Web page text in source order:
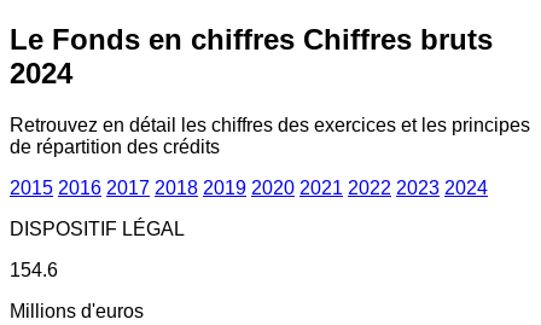
Le Fonds en chiffres Chiffres bruts
2024
Retrouvez en détail les chiffres des exercices et les principes
de répartition des crédits
2015 2016 2017 2018 2019 2020 2021 2022 2023 2024
DISPOSITIF LÉGAL
154.6
Millions d'euros